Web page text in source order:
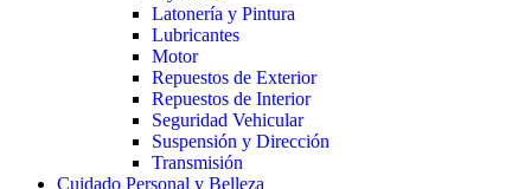
Latonería y Pintura
Lubricantes
Motor
Repuestos de Exterior
Repuestos de Interior
Seguridad Vehicular
Suspensión y Dirección
Transmisión
Cuidado Personal y Belleza